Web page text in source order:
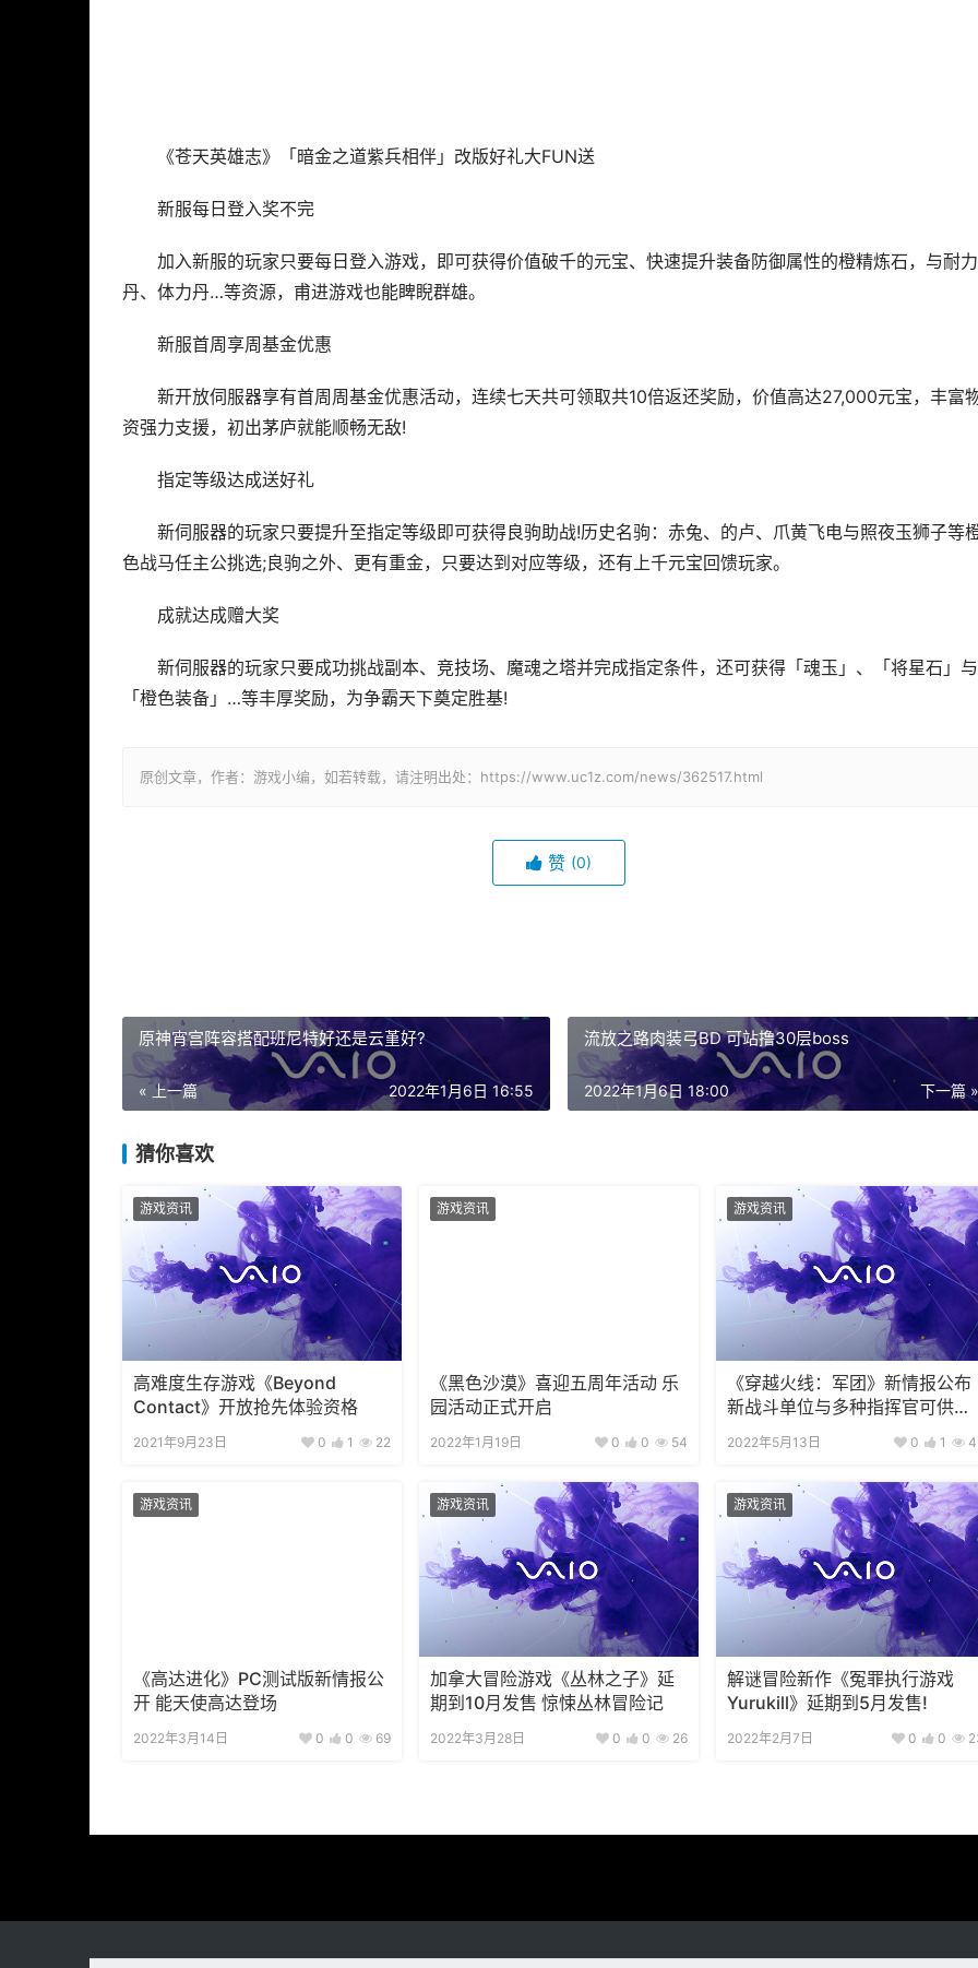
《苍天英雄志》「暗金之道紫兵相伴」改版好礼大FUN送
新服每日登入奖不完
加入新服的玩家只要每日登入游戏，即可获得价值破千的元宝、快速提升装备防御属性的橙精炼石，与耐力
丹、体力丹…等资源，甫进游戏也能睥睨群雄。
新服首周享周基金优惠
新开放伺服器享有首周周基金优惠活动，连续七天共可领取共10倍返还奖励，价值高达27,000元宝，丰富
资强力支援，初出茅庐就能顺畅无敌!
指定等级达成送好礼
新伺服器的玩家只要提升至指定等级即可获得良驹助战!历史名驹：赤兔、的卢、爪黄飞电与照夜玉狮子等
色战马任主公挑选;良驹之外、更有重金，只要达到对应等级，还有上千元宝回馈玩家。
成就达成赠大奖
新伺服器的玩家只要成功挑战副本、竞技场、魔魂之塔并完成指定条件，还可获得「魂玉」、「将星石」与
「橙色装备」…等丰厚奖励，为争霸天下奠定胜基!
原创文章，作者：游戏小编，如若转载，请注明出处：https://www.uc1z.com/news/362517.html
赞 (0)
流放之路肉装弓BD 可站撸30层boss
下一篇 »
2022年1月6日 18:00
猜你喜欢
游戏资讯
高难度生存游戏《Beyond
Contact》开放抢先体验资格
2021年9月23日 0 1 22
游戏资讯
《黑色沙漠》喜迎五周年活动 乐
园活动正式开启
2022年1月19日 0 0 54
游戏资讯
《穿越火线：军团》新情报公布
新战斗单位与多种指挥官可供选
2022年5月13日 0 1
游戏资讯
《高达进化》PC测试版新情报公
开 能天使高达登场
2022年3月14日 0 0 69
游戏资讯
加拿大冒险游戏《丛林之子》延
期到10月发售 惊悚丛林冒险记
2022年3月28日 0 0 26
游戏资讯
解谜冒险新作《冤罪执行游戏
Yurukill》延期到5月发售!
2022年2月7日 0 0